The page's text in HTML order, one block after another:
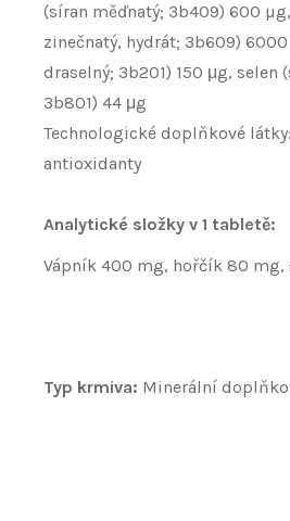
(síran měďnatý; 3b409) 600
zinečnatý, hydrát; 3b609)
draselný; 3b201) 150 μg, selen
3b801) 44 μg
Technologické doplňkové
antioxidanty
Analytické složky v 1 tabletě:
Vápník 400 mg, hořčík 80 mg,
Typ krmiva: Minerální